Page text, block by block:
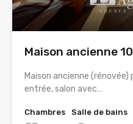
Maison ancienne
Maison ancienne
entrée, salon avec…
Chambres
Salle de bains